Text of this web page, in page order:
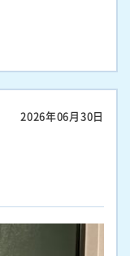
2026年06月30日